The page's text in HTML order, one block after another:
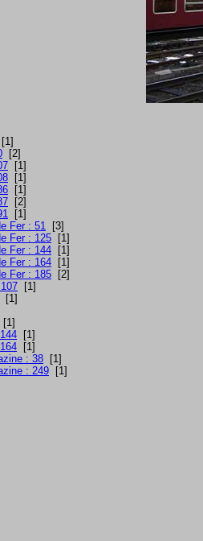
[1]
[2]
[1]
[1]
[1]
[2]
[1]
Fer : 51 [3]
Fer : 125 [1]
Fer : 144 [1]
Fer : 164 [1]
Fer : 185 [2]
[1]
[1]
[1]
[1]
[1]
: 38 [1]
: 249 [1]